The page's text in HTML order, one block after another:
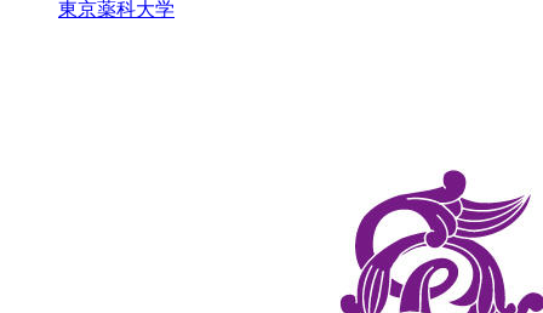
東京薬科大学